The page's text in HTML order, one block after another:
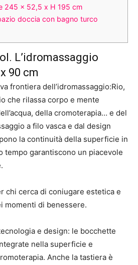
245 x 52,5 x H 195 cm
doccia con bagno turco
L’idromassaggio
90 cm
frontiera dell’idromassaggio:Rio,
che rilassa corpo e mente
della cromoterapia… e del
a filo vasca e dal design
la continuità della superficie in
tempo garantiscono un piacevole
chi cerca di coniugare estetica e
momenti di benessere.
e design: le bocchette
nella superficie e
Anche la tastiera è